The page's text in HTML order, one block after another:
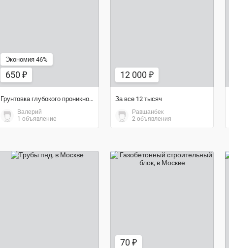
Экономия 46%
650 ₽
Грунтовка глубокого проникновения
Валерий
1 объявление
12 000 ₽
За все 12 тысяч
Равшанбек
2 объявления
70 ₽